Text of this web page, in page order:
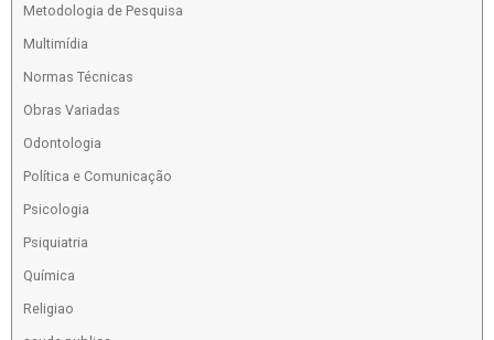
Metodologia de Pesquisa
Multimídia
Normas Técnicas
Obras Variadas
Odontologia
Política e Comunicação
Psicologia
Psiquiatria
Química
Religiao